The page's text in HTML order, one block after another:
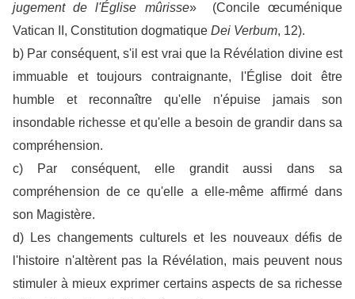
jugement de l'Église mûrisse» (Concile œcuménique
Vatican II, Constitution dogmatique Dei Verbum, 12).
b) Par conséquent, s'il est vrai que la Révélation divine est
immuable et toujours contraignante, l'Église doit être
humble et reconnaître qu'elle n'épuise jamais son
insondable richesse et qu'elle a besoin de grandir dans sa
compréhension.
c) Par conséquent, elle grandit aussi dans sa
compréhension de ce qu'elle a elle-même affirmé dans
son Magistère.
d) Les changements culturels et les nouveaux défis de
l'histoire n'altèrent pas la Révélation, mais peuvent nous
stimuler à mieux exprimer certains aspects de sa richesse